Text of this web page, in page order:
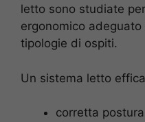
letto sono studiate
ergonomico
tipologie di ospiti.
Un sistema letto
corretta